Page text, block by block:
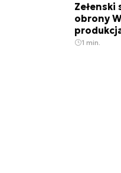
Zełenski
obrony
1 min.